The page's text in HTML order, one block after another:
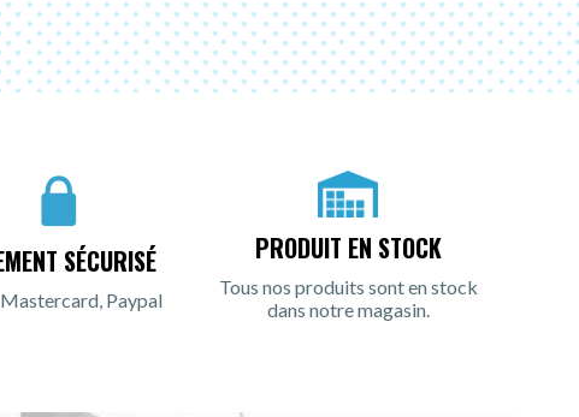
SÉCURISÉ
Paypal
PRODUIT EN STOCK
Tous nos produits sont en stock
dans notre magasin.